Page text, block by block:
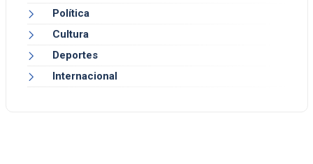
Política
Cultura
Deportes
Internacional